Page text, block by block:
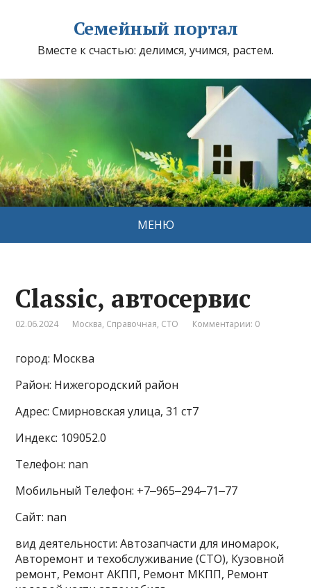
Семейный портал
Вместе к счастью: делимся, учимся, растем.
МЕНЮ
Classic, автосервис
02.06.2024 Москва, Справочная, СТО Комментарии: 0
город: Москва
Район: Нижегородский район
Адрес: Смирновская улица, 31 ст7
Индекс: 109052.0
Телефон: nan
Мобильный Телефон: +7‒965‒294‒71‒77
Сайт: nan
вид деятельности: Автозапчасти для иномарок,
Авторемонт и техобслуживание (СТО), Кузовной
ремонт, Ремонт АКПП, Ремонт МКПП, Ремонт